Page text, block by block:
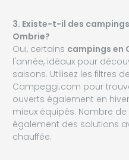
3. Existe-t-il des
Ombrie?
Oui, certains campings en
l'année, idéaux pour
saisons. Utilisez les filtres
Campeggi.com pour
ouverts également en
mieux équipés. Nombre
également des solutions
chauffée.